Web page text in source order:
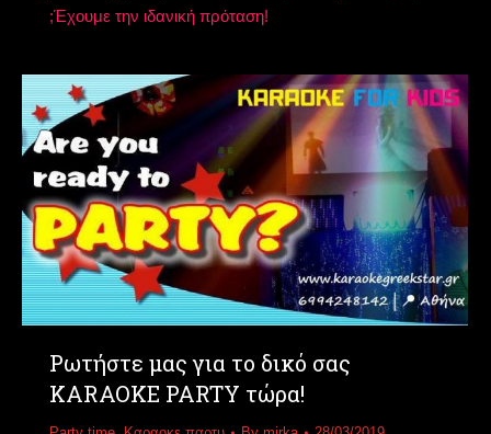
;Έχουμε την ιδανική πρόταση!
Ρωτήστε μας για το δικό σας
KARAOKE PARTY τώρα!